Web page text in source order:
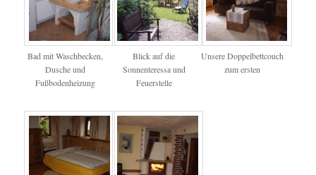
Bad mit Waschbecken,
Dusche und
Fußbodenheizung
Blick auf die
Sonnenteressa und
Feuerstelle
Unsere Doppelbettcouch
zum ersten